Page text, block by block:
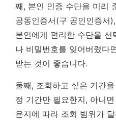
째, 본인 인증 수단을 미리
공동인증서(구 공인인증서
본인에게 편리한 수단을 선
나 비밀번호를 잊어버렸다
받는 것이 좋습니다.
둘째, 조회하고 싶은 기간
정 기간만 필요한지, 아니
은지에 따라 조회 범위가